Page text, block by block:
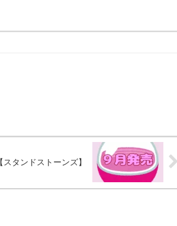
タンドストーンズ】